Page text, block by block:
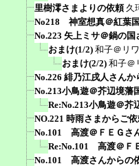
里樹澪さまよりの依頼 久
No218 神室想真＠紅葉
No.223 矢上ミサ＠鍋の
おまけ(1/2) 和子＠リ
おまけ(2/2) 和子＠
No.226 緋乃江戌人さんか
No.213小鳥遊＠芥辺境藩
Re:No.213小鳥遊＠芥
NO.221 時雨さまからご
No.101 高渡＠ＦＥＧさ
Re:No.101 高渡＠Ｆ
No.101 高渡さんからの